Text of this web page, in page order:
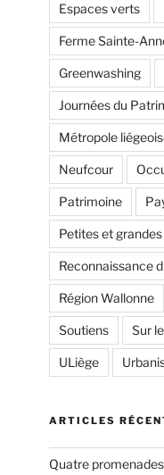
Espaces verts
Ferme Sainte-
Greenwashing
Journées du
Métropole
Neufcour
Patrimoine
Petites et
Reconnaissance
Région Wallonne
Soutiens Sur
ULiège
ARTICLES
Quatre